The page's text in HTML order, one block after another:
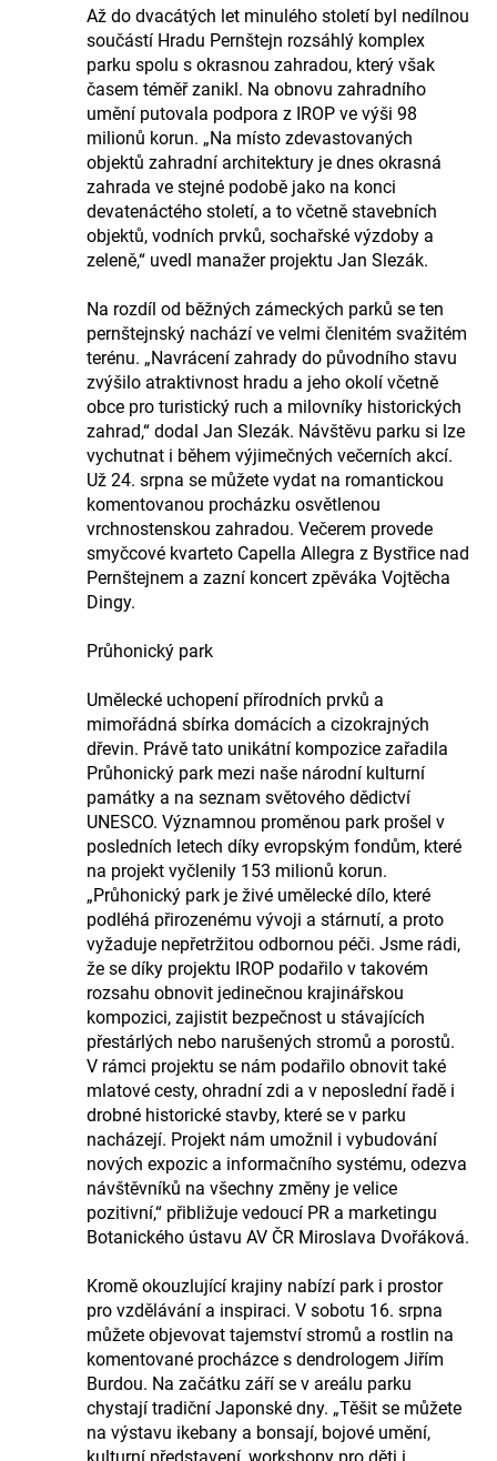
Až do dvacátých let minulého století byl nedílnou
součástí Hradu Pernštejn rozsáhlý komplex
parku spolu s okrasnou zahradou, který však
časem téměř zanikl. Na obnovu zahradního
umění putovala podpora z IROP ve výši 98
milionů korun. „Na místo zdevastovaných
objektů zahradní architektury je dnes okrasná
zahrada ve stejné podobě jako na konci
devatenáctého století, a to včetně stavebních
objektů, vodních prvků, sochařské výzdoby a
zeleně,“ uvedl manažer projektu Jan Slezák.
Na rozdíl od běžných zámeckých parků se ten
pernštejnský nachází ve velmi členitém svažitém
terénu. „Navrácení zahrady do původního stavu
zvýšilo atraktivnost hradu a jeho okolí včetně
obce pro turistický ruch a milovníky historických
zahrad,“ dodal Jan Slezák. Návštěvu parku si lze
vychutnat i během výjimečných večerních akcí.
Už 24. srpna se můžete vydat na romantickou
komentovanou procházku osvětlenou
vrchnostenskou zahradou. Večerem provede
smyčcové kvarteto Capella Allegra z Bystřice nad
Pernštejnem a zazní koncert zpěváka Vojtěcha
Dingy.
Průhonický park
Umělecké uchopení přírodních prvků a
mimořádná sbírka domácích a cizokrajných
dřevin. Právě tato unikátní kompozice zařadila
Průhonický park mezi naše národní kulturní
památky a na seznam světového dědictví
UNESCO. Významnou proměnou park prošel v
posledních letech díky evropským fondům, které
na projekt vyčlenily 153 milionů korun.
„Průhonický park je živé umělecké dílo, které
podléhá přirozenému vývoji a stárnutí, a proto
vyžaduje nepřetržitou odbornou péči. Jsme rádi,
že se díky projektu IROP podařilo v takovém
rozsahu obnovit jedinečnou krajinářskou
kompozici, zajistit bezpečnost u stávajících
přestárlých nebo narušených stromů a porostů.
V rámci projektu se nám podařilo obnovit také
mlatové cesty, ohradní zdi a v neposlední řadě i
drobné historické stavby, které se v parku
nacházejí. Projekt nám umožnil i vybudování
nových expozic a informačního systému, odezva
návštěvníků na všechny změny je velice
pozitivní,“ přibližuje vedoucí PR a marketingu
Botanického ústavu AV ČR Miroslava Dvořáková.
Kromě okouzlující krajiny nabízí park i prostor
pro vzdělávání a inspiraci. V sobotu 16. srpna
můžete objevovat tajemství stromů a rostlin na
komentované procházce s dendrologem Jiřím
Burdou. Na začátku září se v areálu parku
chystají tradiční Japonské dny. „Těšit se můžete
na výstavu ikebany a bonsají, bojové umění,
kulturní představení, workshopy pro děti i